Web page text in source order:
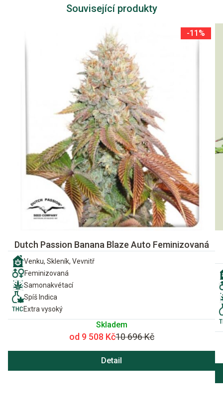
Související produkty
-11%
Dutch Passion Banana Blaze Auto Feminizovaná
Venku, Skleník, Vevnitř
Feminizovaná
Samonakvétací
Spíš Indica
Extra vysoký
Skladem
od 9 508 Kč10 696 Kč
Detail